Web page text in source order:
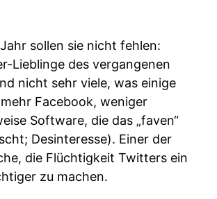
sollen sie nicht fehlen:
Lieblinge des vergangenen
nicht sehr viele, was einige
Facebook, weniger
Software, die das „faven“
Desinteresse). Einer der
die Flüchtigkeit Twitters ein
zu machen.